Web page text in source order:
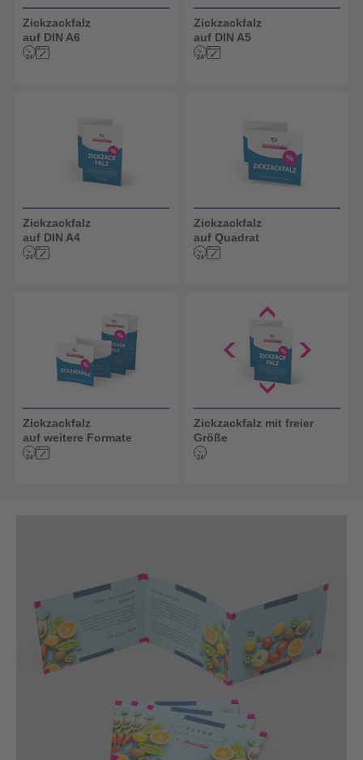
Zickzackfalz
auf DIN A6
Zickzackfalz
auf DIN A5
Zickzackfalz
auf DIN A4
Zickzackfalz
auf Quadrat
Zickzackfalz
auf weitere Formate
Zickzackfalz mit freier
Größe